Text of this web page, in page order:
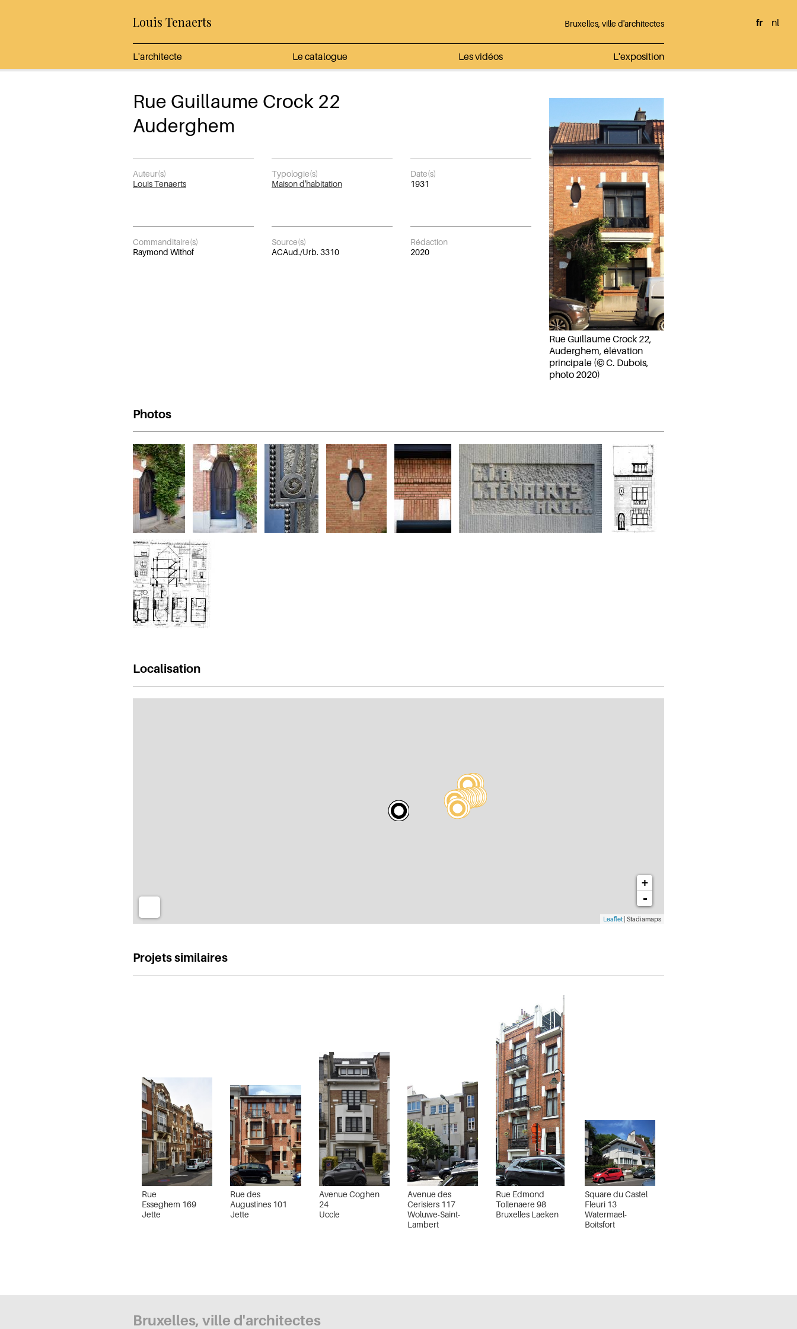
Louis Tenaerts Bruxelles, ville d'architectes
L'architecte Le catalogue Les vidéos L'exposition
fr nl
Rue Guillaume Crock 22
Auderghem
Auteur(s)
Louis Tenaerts
Typologie(s)
Maison d'habitation
Date(s)
1931
Commanditaire(s)
Raymond Withof
Source(s)
ACAud./Urb. 3310
Rédaction
2020
Rue Guillaume Crock 22,
Auderghem, élévation
principale (© C. Dubois,
photo 2020)
Photos
Localisation
+
-
Leaflet | Stadiamaps
Projets similaires
Rue
Esseghem 169
Jette
Rue des
Augustines 101
Jette
Avenue Coghen
24
Uccle
Avenue des
Cerisiers 117
Woluwe-Saint-
Lambert
Rue Edmond
Tollenaere 98
Bruxelles Laeken
Square du Castel
Fleuri 13
Watermael-
Boitsfort
Bruxelles, ville d'architectes